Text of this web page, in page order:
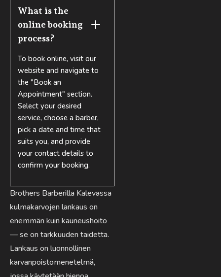
What is the
online booking
process?
To book online, visit our
website and navigate to
the "Book an
Appointment" section.
Select your desired
service, choose a barber,
pick a date and time that
suits you, and provide
your contact details to
confirm your booking.
Brothers Barberilla Kalevassa
kulmakarvojen lankaus on
enemmän kuin kauneushoito
— se on tarkkuuden taidetta.
Lankaus on luonnollinen
karvanpoistomenetelmä,